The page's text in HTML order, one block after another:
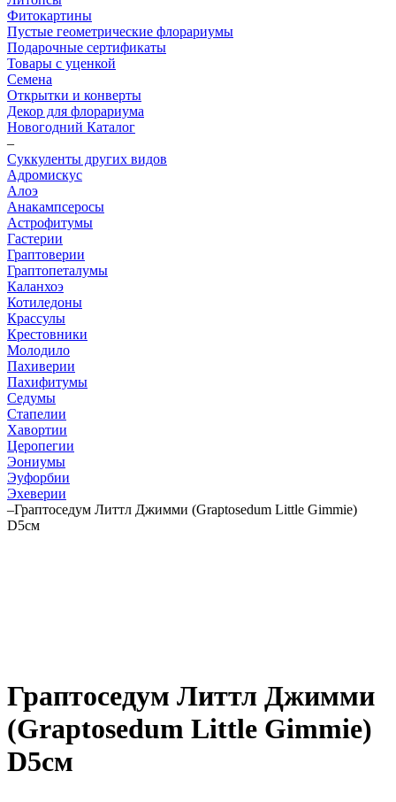
Фитокартины
Пустые геометрические флорариумы
Подарочные сертификаты
Товары с уценкой
Семена
Открытки и конверты
Декор для флорариума
Новогодний Каталог
–
Суккуленты других видов
Адромискус
Алоэ
Анакампсеросы
Астрофитумы
Гастерии
Граптоверии
Граптопеталумы
Каланхоэ
Котиледоны
Крассулы
Крестовники
Молодило
Пахиверии
Пахифитумы
Седумы
Стапелии
Хавортии
Церопегии
Эониумы
Эуфорбии
Эхеверии
–Граптоседум Литтл Джимми (Graptosedum Little Gimmie)
D5см
Граптоседум Литтл Джимми
(Graptosedum Little Gimmie)
D5см